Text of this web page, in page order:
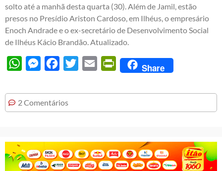
solto até a manhã desta quarta (30). Além de Jamil, estão
presos no Presídio Ariston Cardoso, em Ilhéus, o empresário
Enoch Andrade e o ex-secretário de Desenvolvimento Social
de Ilhéus Kácio Brandão. Atualizado.
WhatsAppMessengerFacebook
Twitter Email PrintFriendly
Share
2 Comentários